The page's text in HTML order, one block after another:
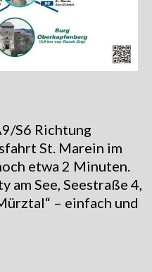
S6 Richtung
St. Marein im
etwa 2 Minuten.
am See, Seestraße 4,
– einfach und